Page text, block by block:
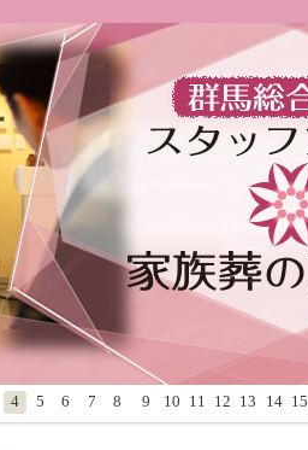
4 5 6 7 8 9 10 11 12 13 14 15